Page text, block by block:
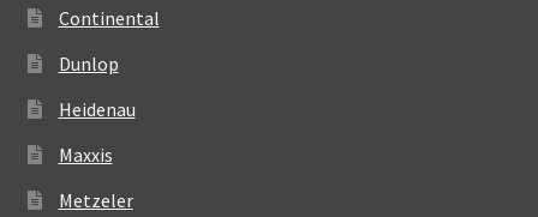
Continental
Dunlop
Heidenau
Maxxis
Metzeler